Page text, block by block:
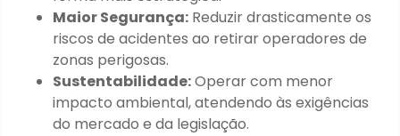
Maior Segurança: Reduzir drasticamente os
riscos de acidentes ao retirar operadores de
zonas perigosas.
Sustentabilidade:Operar com menor
impacto ambiental, atendendo às exigências
do mercado e da legislação.